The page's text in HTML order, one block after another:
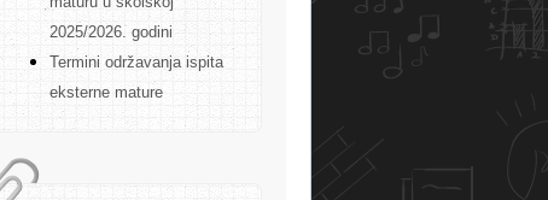
2025/2026. godini
Termini održavanja ispita
eksterne mature